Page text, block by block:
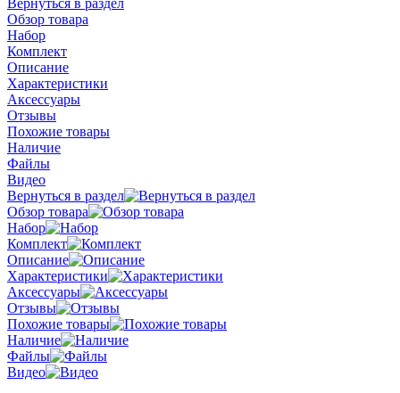
Вернуться в раздел
Обзор товара
Набор
Комплект
Описание
Характеристики
Аксессуары
Отзывы
Похожие товары
Наличие
Файлы
Видео
Вернуться в раздел
Обзор товара
Набор
Комплект
Описание
Характеристики
Аксессуары
Отзывы
Похожие товары
Наличие
Файлы
Видео